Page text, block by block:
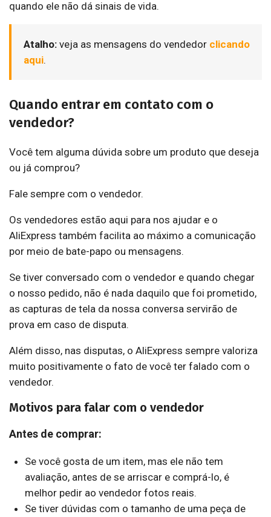
quando ele não dá sinais de vida.
Atalho: veja as mensagens do vendedor clicando
aqui.
Quando entrar em contato com o
vendedor?
Você tem alguma dúvida sobre um produto que deseja
ou já comprou?
Fale sempre com o vendedor.
Os vendedores estão aqui para nos ajudar e o
AliExpress também facilita ao máximo a comunicação
por meio de bate-papo ou mensagens.
Se tiver conversado com o vendedor e quando chegar
o nosso pedido, não é nada daquilo que foi prometido,
as capturas de tela da nossa conversa servirão de
prova em caso de disputa.
Além disso, nas disputas, o AliExpress sempre valoriza
muito positivamente o fato de você ter falado com o
vendedor.
Motivos para falar com o vendedor
Antes de comprar:
Se você gosta de um item, mas ele não tem
avaliação, antes de se arriscar e comprá-lo, é
melhor pedir ao vendedor fotos reais.
Se tiver dúvidas com o tamanho de uma peça de